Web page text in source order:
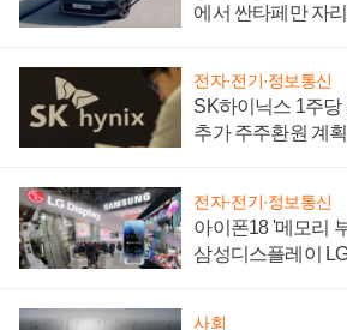
에서 싼타페만 자
전자·전기·정보통신
SK하이닉스 1주당
추가 주주환원 계
전자·전기·정보통신
아이폰18 '메모리
삼성디스플레이
사회